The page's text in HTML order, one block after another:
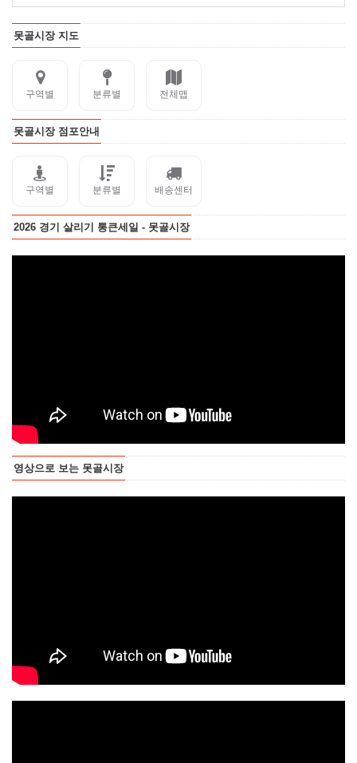
못골시장 지도
구역별 분류별 전체맵
못골시장 점포안내
구역별 분류별 배송센터
2026 경기 살리기 통큰세일 - 못골시장
영상으로 보는 못골시장